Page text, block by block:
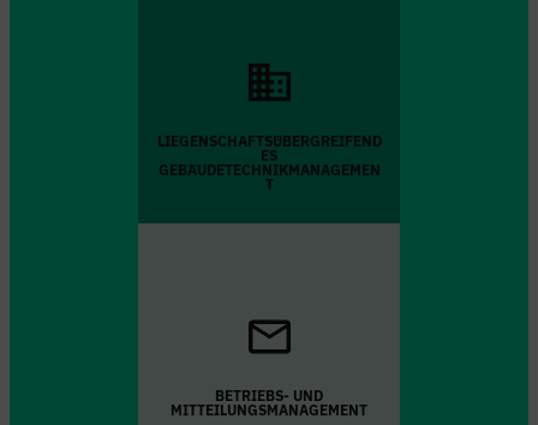
LIEGENSCHAFTSÜBERGREIFEND
ES
GEBÄUDETECHNIKMANAGEMEN
BETRIEBS- UND
MITTEILUNGSMANAGEMENT